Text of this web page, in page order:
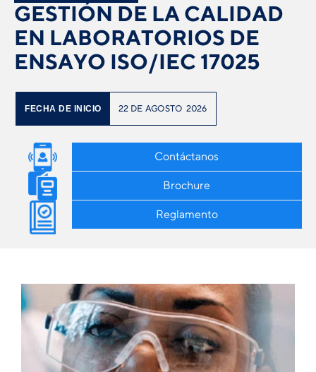
GESTIÓN DE LA CALIDAD
EN LABORATORIOS DE
ENSAYO ISO/IEC 17025
FECHA DE INICIO 22 DE AGOSTO 2026
Contáctanos
Brochure
Reglamento